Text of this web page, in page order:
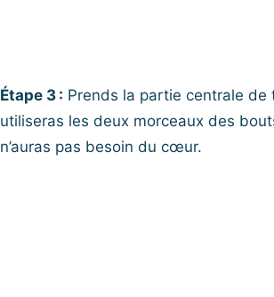
Étape 3 : Prends la partie centrale de
utiliseras les deux morceaux des
n’auras pas besoin du cœur.